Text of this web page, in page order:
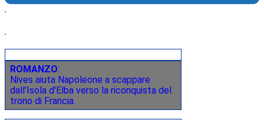
ROMANZO:
Nives aiuta Napoleone a scappare
dall'Isola d'Elba verso la riconquista del
trono di Francia.